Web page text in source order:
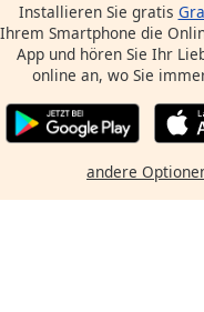
Installieren Sie gratis
Ihrem Smartphone die
App und hören Sie Ihr
online an, wo Sie
andere